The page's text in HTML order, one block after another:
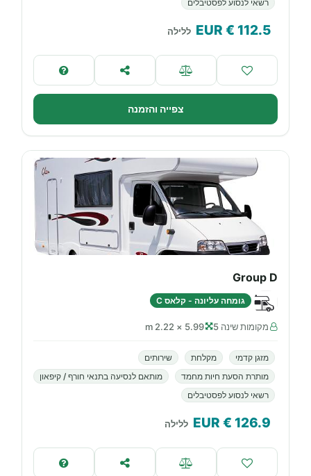
רשאי לנסוע לפסטיבלים
112.5
€ EUR ללילה
צפייה והזמנה
Group D
גומחה עליונה - קלאס C
מקומות שינה 5 5.99 × 2.22 m
מזגן קדמי מקלחת
שירותים
מותרת הסעת חיות מחמד
מותאם לנסיעה בתנאי חורף / קיפאון
רשאי לנסוע לפסטיבלים
126.9
€ EUR ללילה